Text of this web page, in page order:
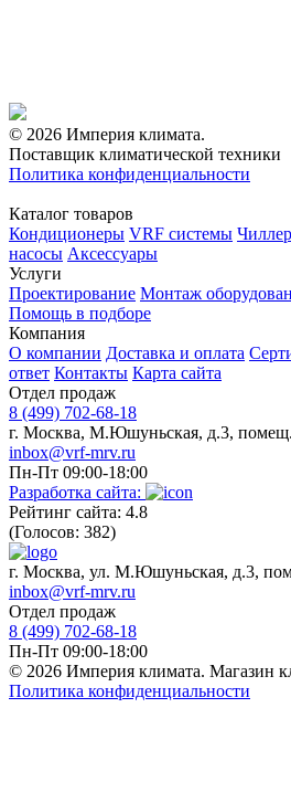
© 2026 Империя климата.
Поставщик климатической техники
Политика конфиденциальности
Каталог товаров
Кондиционеры VRF системы
насосы Аксессуары
Услуги
Проектирование Монтаж
Помощь в подборе
Компания
О компании Доставка и оплата
ответ Контакты Карта сайта
Отдел продаж
8 (499) 702-68-18
г. Москва, М.Юшуньская, д.3,
inbox@vrf-mrv.ru
Пн-Пт 09:00-18:00
Разработка сайта:
Рейтинг сайта: 4.8
(Голосов: 382)
г. Москва, ул. М.Юшуньская, д.3,
inbox@vrf-mrv.ru
Отдел продаж
8 (499) 702-68-18
Пн-Пт 09:00-18:00
© 2026 Империя климата. Магазин
Политика конфиденциальности